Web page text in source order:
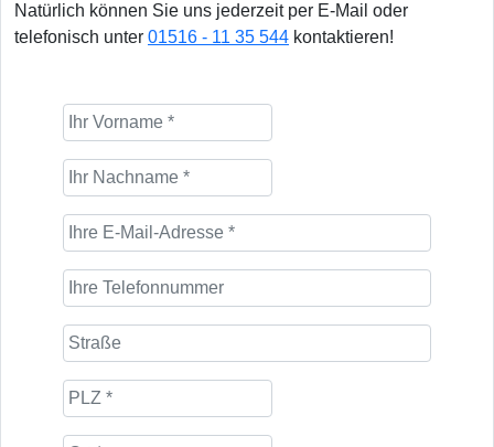
Natürlich können Sie uns jederzeit per E-Mail oder
telefonisch unter 01516 - 11 35 544 kontaktieren!